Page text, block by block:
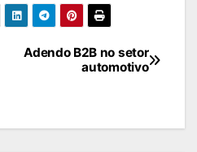
Adendo B2B no setor
automotivo